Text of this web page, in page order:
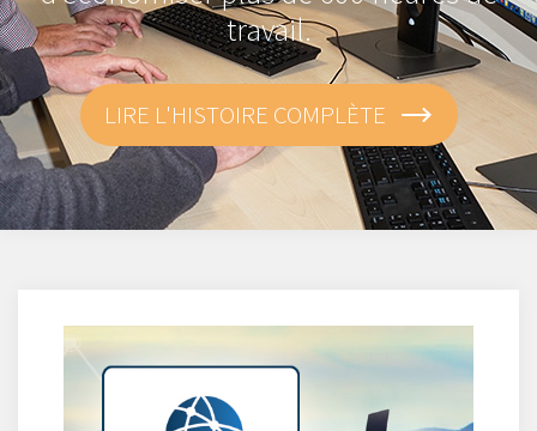
travail.
LIRE L'HISTOIRE COMPLÈTE